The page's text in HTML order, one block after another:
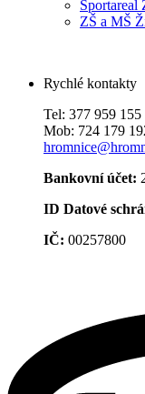
Sportareal
ZŠ a MŠ
Rychlé kontakty
Tel: 377 959 155
Mob: 724 179
Bankovní účet:
ID Datové
IČ: 00257800